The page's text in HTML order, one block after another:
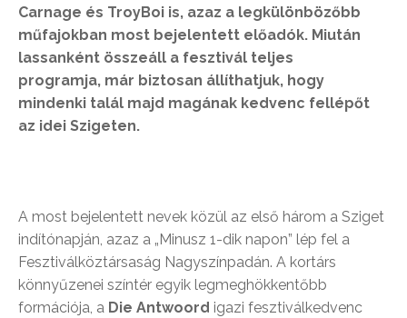
Carnage és TroyBoi is, azaz a legkülönbözőbb
műfajokban most bejelentett előadók. Miután
lassanként összeáll a fesztivál teljes
programja, már biztosan állíthatjuk, hogy
mindenki talál majd magának kedvenc fellépőt
az idei Szigeten.
A most bejelentett nevek közül az első három a Sziget
indítónapján, azaz a „Minusz 1-dik napon” lép fel a
Fesztiválköztársaság Nagyszínpadán. A kortárs
könnyűzenei színtér egyik legmeghökkentőbb
formációja, a Die Antwoord igazi fesztiválkedvenc